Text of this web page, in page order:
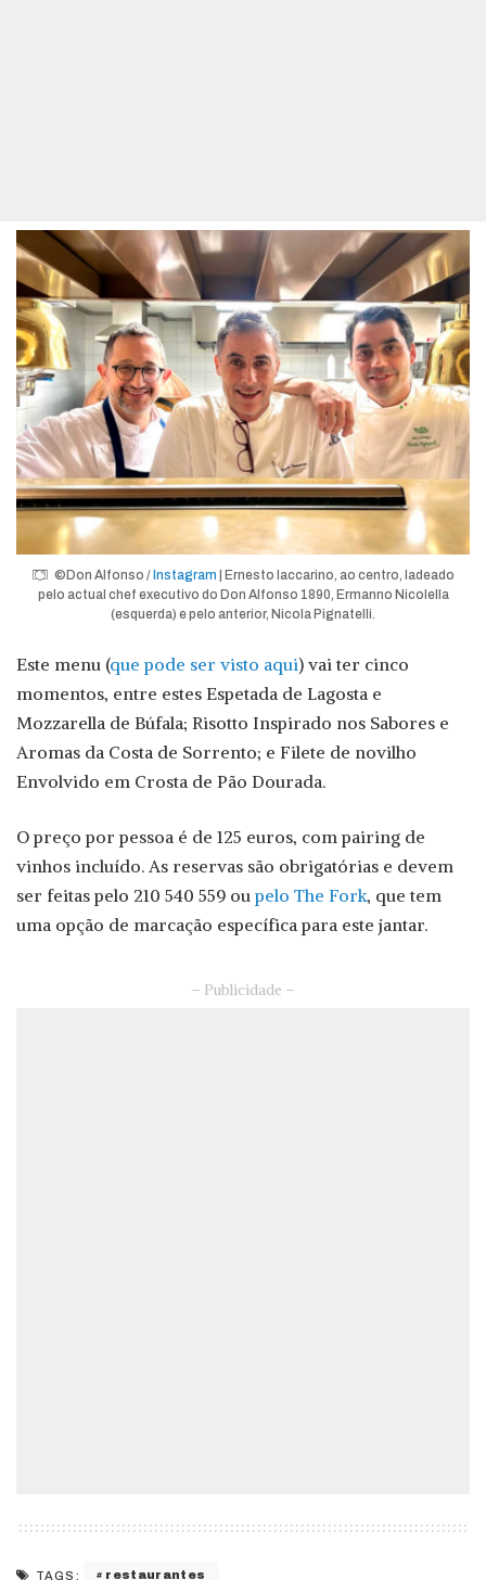
©Don Alfonso /Instagram | Ernesto Iaccarino, ao centro, ladeado
pelo actual chef executivo do Don Alfonso 1890, Ermanno Nicolella
(esquerda) e pelo anterior, Nicola Pignatelli.
Este menu (que pode ser visto aqui) vai ter cinco
momentos, entre estes Espetada de Lagosta e
Mozzarella de Búfala; Risotto Inspirado nos Sabores e
Aromas da Costa de Sorrento; e Filete de novilho
Envolvido em Crosta de Pão Dourada.
O preço por pessoa é de 125 euros, com pairing de
vinhos incluído. As reservas são obrigatórias e devem
ser feitas pelo 210 540 559 oupelo The Fork, que tem
uma opção de marcação específica para este jantar.
– Publicidade –
TAGS: restaurantes